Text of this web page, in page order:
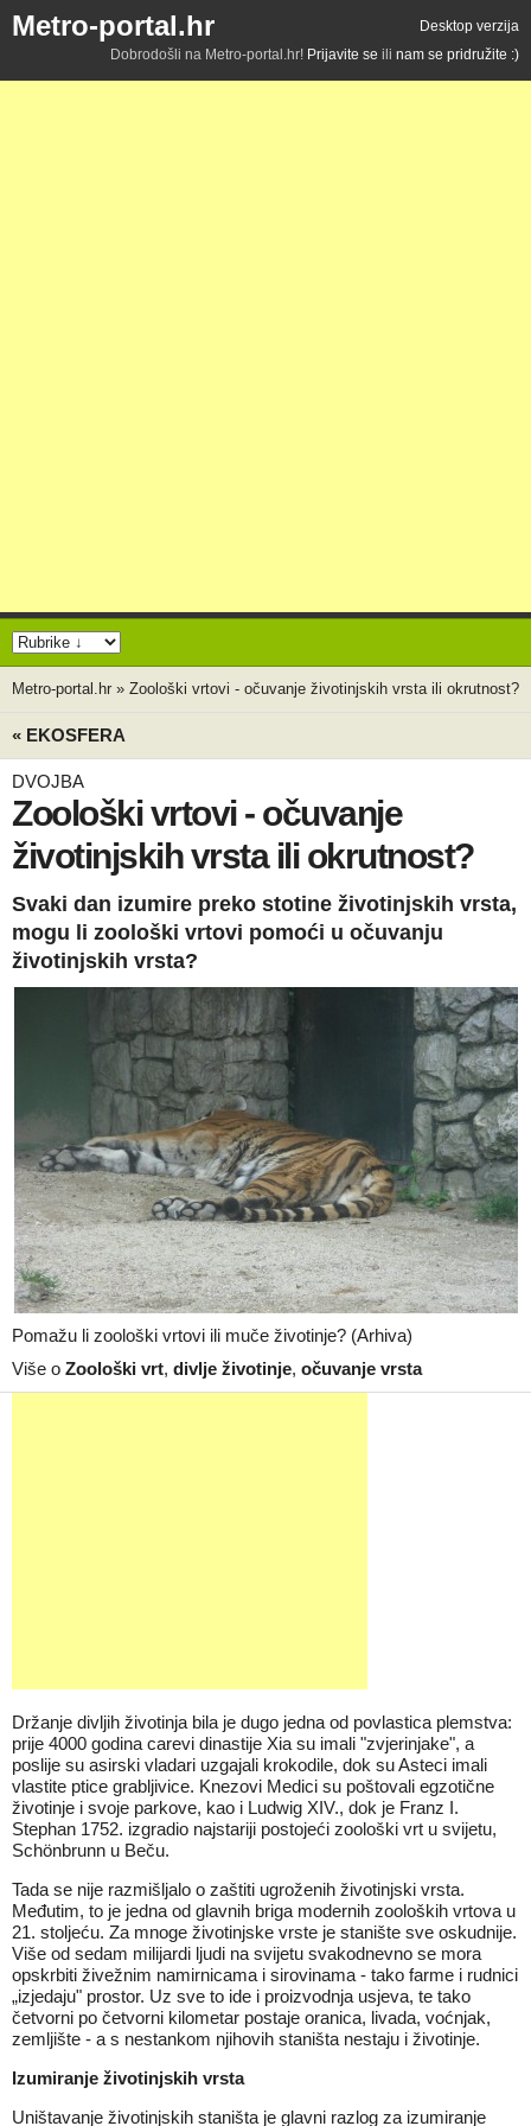
Metro-portal.hr
Desktop verzija
Dobrodošli na Metro-portal.hr! Prijavite se ili nam se pridružite :)
Metro-portal.hr » Zoološki vrtovi - očuvanje životinjskih vrsta ili okrutnost?
« EKOSFERA
DVOJBA
Zoološki vrtovi - očuvanje
životinjskih vrsta ili okrutnost?
Svaki dan izumire preko stotine životinjskih vrsta,
mogu li zoološki vrtovi pomoći u očuvanju
životinjskih vrsta?
Pomažu li zoološki vrtovi ili muče životinje? (Arhiva)
Više o Zoološki vrt, divlje životinje, očuvanje vrsta
Držanje divljih životinja bila je dugo jedna od povlastica plemstva:
prije 4000 godina carevi dinastije Xia su imali "zvjerinjake", a
poslije su asirski vladari uzgajali krokodile, dok su Asteci imali
vlastite ptice grabljivice. Knezovi Medici su poštovali egzotične
životinje i svoje parkove, kao i Ludwig XIV., dok je Franz I.
Stephan 1752. izgradio najstariji postojeći zoološki vrt u svijetu,
Schönbrunn u Beču.
Tada se nije razmišljalo o zaštiti ugroženih životinjski vrsta.
Međutim, to je jedna od glavnih briga modernih zooloških vrtova u
21. stoljeću. Za mnoge životinjske vrste je stanište sve oskudnije.
Više od sedam milijardi ljudi na svijetu svakodnevno se mora
opskrbiti živežnim namirnicama i sirovinama - tako farme i rudnici
„izjedaju" prostor. Uz sve to ide i proizvodnja usjeva, te tako
četvorni po četvorni kilometar postaje oranica, livada, voćnjak,
zemljište - a s nestankom njihovih staništa nestaju i životinje.
Izumiranje životinjskih vrsta
Uništavanje životinjskih staništa je glavni razlog za izumiranje